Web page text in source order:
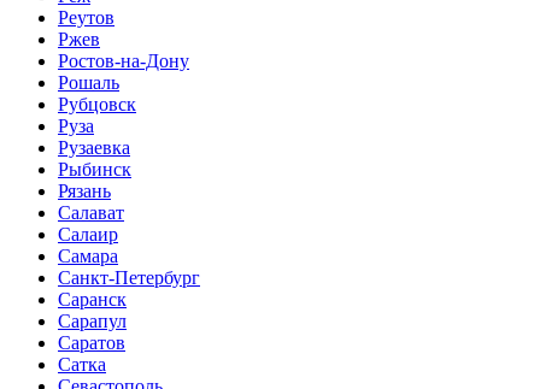
Реутов
Ржев
Ростов-на-Дону
Рошаль
Рубцовск
Руза
Рузаевка
Рыбинск
Рязань
Салават
Салаир
Самара
Санкт-Петербург
Саранск
Сарапул
Саратов
Сатка